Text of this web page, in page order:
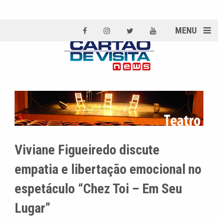
MENU
Viviane Figueiredo discute
empatia e libertação emocional no
espetáculo “Chez Toi – Em Seu
Lugar”